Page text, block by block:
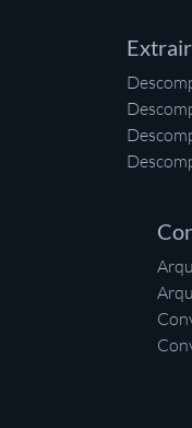
Extrair